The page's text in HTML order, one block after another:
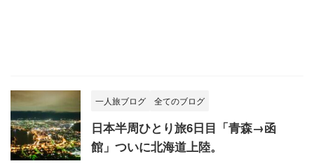
一人旅ブログ 全てのブログ
日本半周ひとり旅6日目「青森→函
館」ついに北海道上陸。